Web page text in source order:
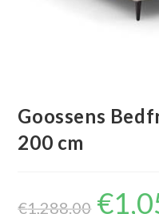
Goossens
200 cm
€1,288.00 prijs
€